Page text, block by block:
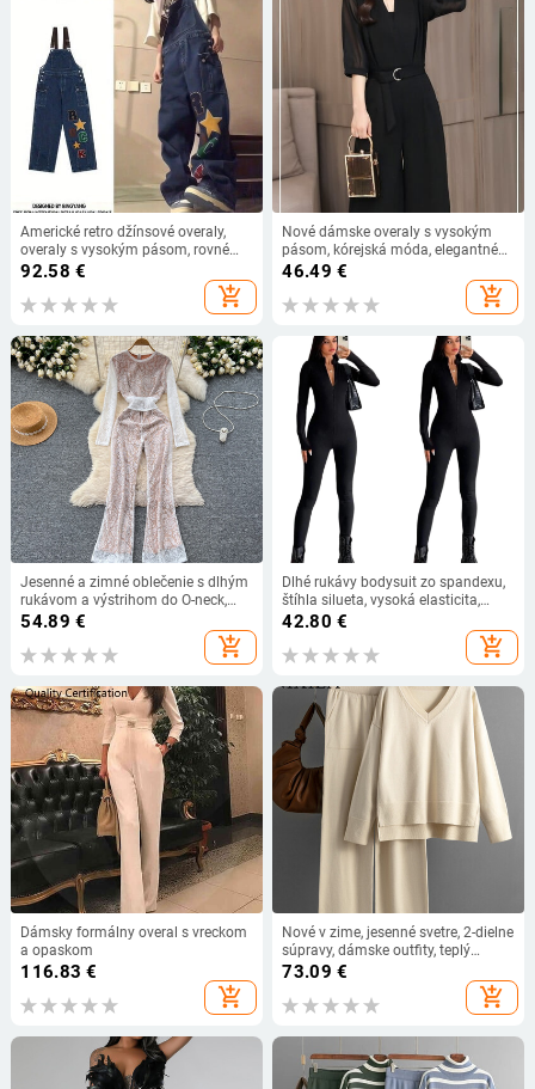
Americké retro džínsové overaly,
overaly s vysokým pásom, rovné
overaly, ženy, kawaii, dievčenské
voľné džínsy, overal, nohavice
92.58 €
add_shopping_cart
Nové dámske overaly s vysokým
pásom, kórejská móda, elegantné
čierne overaly so širokými
nohavicami, jarné streetwear
oblečenie
46.49 €
add_shopping_cart
Jesenné a zimné oblečenie s dlhým
rukávom a výstrihom do O-neck,
úzky obväz, čipka, háčik, kvetinový
vzor, high street vysoký pás, široké
nohavice
54.89 €
add_shopping_cart
Dlhé rukávy bodysuit zo spandexu,
štíhla silueta, vysoká elasticita,
jeseň 2025
42.80 €
add_shopping_cart
Dámsky formálny overal s vreckom
a opaskom
116.83 €
add_shopping_cart
Nové v zime, jesenné svetre, 2-dielne
súpravy, dámske outfity, teplý
pulóver s výstrihom do V, rovné
joggingové nohavice, ležérne
tepláky, dámske
73.09 €
add_shopping_cart